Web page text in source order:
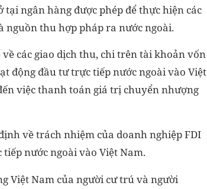
ngân hàng được phép để thực hiện các
nguồn thu hợp pháp ra nước ngoài.
các giao dịch thu, chi trên tài khoản vốn
động đầu tư trực tiếp nước ngoài vào Việt
việc thanh toán giá trị chuyển nhượng
về trách nhiệm của doanh nghiệp FDI
nước ngoài vào Việt Nam.
Việt Nam của người cư trú và người